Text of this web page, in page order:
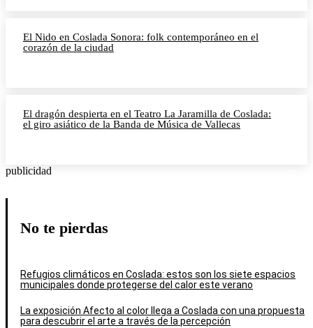
El Nido en Coslada Sonora: folk contemporáneo en el
corazón de la ciudad
El dragón despierta en el Teatro La Jaramilla de Coslada:
el giro asiático de la Banda de Música de Vallecas
publicidad
No te pierdas
Refugios climáticos en Coslada: estos son los siete espacios
municipales donde protegerse del calor este verano
La exposición Afecto al color llega a Coslada con una propuesta
para descubrir el arte a través de la percepción